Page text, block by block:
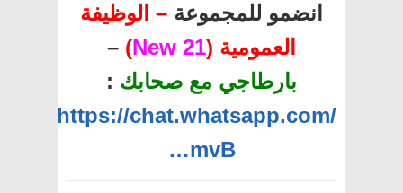
انضمو للمجموعة – الوظيفة
العمومية (21 New
)
–
بارطاجي مع صحابك :
https://chat.whatsapp.com/
…mvB